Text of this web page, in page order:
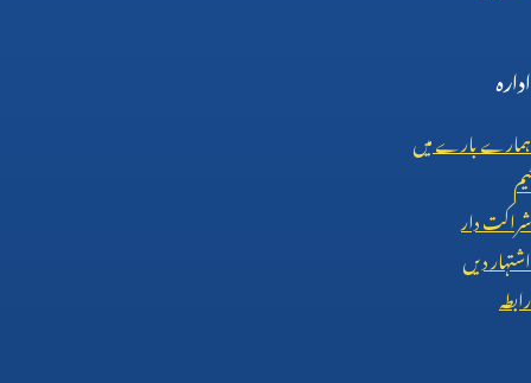
ادارہ
ہمارے بارے میں
ٹیم
شراکت دار
اشتہار دیں
رابطہ